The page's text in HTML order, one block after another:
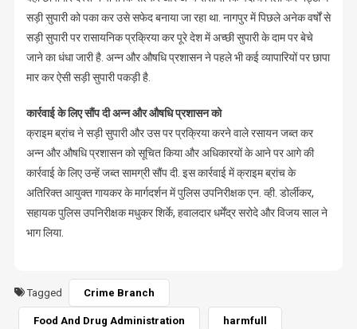
सड़ी सुपारी को पका कर उसे सफेद बनाया जा रहा था. नागपुर में पिछले अनेक वर्षों से
सड़ी सुपारी पर रासायनिक प्रक्रिया कर पूरे देश में अच्छी सुपारी के दाम पर बेचे
जाने का धंधा जारी है. अन्न और औषधि प्रशासन ने पहले भी कई व्यापारियों पर छापा
मार कर ऐसी सड़ी सुपारी पकड़ी है.
कार्रवाई के लिए सौंप दी अन्न और औषधि प्रशासन को
क्राइम ब्रांच ने सड़ी सुपारी और उस पर प्रक्रिया करने वाले रसायन जब्त कर
अन्न और औषधि प्रशासन को सूचित किया और अधिकारयों के आने पर आगे की
कार्रवाई के लिए उन्हें जब्त सामग्री सौंप दी. इस कार्रवाई में क्राइम ब्रांच के
अतिरिक्त आयुक्त गायकर के मार्गदर्शन में पुलिस उपनिरीक्षक एन. व्ही. डोर्लीकर,
सहायक पुलिस उपनिरीक्षक मधुकर शिर्के, हवालदार धर्मेंद्र सरोदे और विजय साल ने
भाग लिया.
Tagged Crime Branch
Food And Drug Administration harmfull